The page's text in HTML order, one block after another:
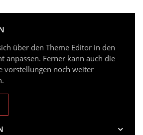
über den Theme Editor in den
anpassen. Ferner kann auch die
vorstellungen noch weiter